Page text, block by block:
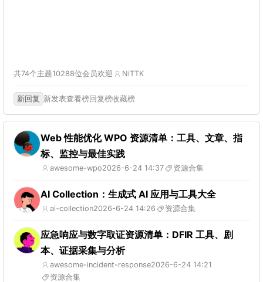
共74个主题10288位会员欢迎 NiTTK
新回复 新发表查看榜回复榜收藏榜
Web 性能优化 WPO 资源清单：工具、文章、指
标、监控与最佳实践
awesome-wpo2026-6-24 14:37 资源合集
AI Collection：生成式 AI 应用与工具大全
ai-collection2026-6-24 14:26 资源合集
应急响应与数字取证资源清单：DFIR 工具、剧
本、证据采集与分析
awesome-incident-response2026-6-24 14:21
资源合集